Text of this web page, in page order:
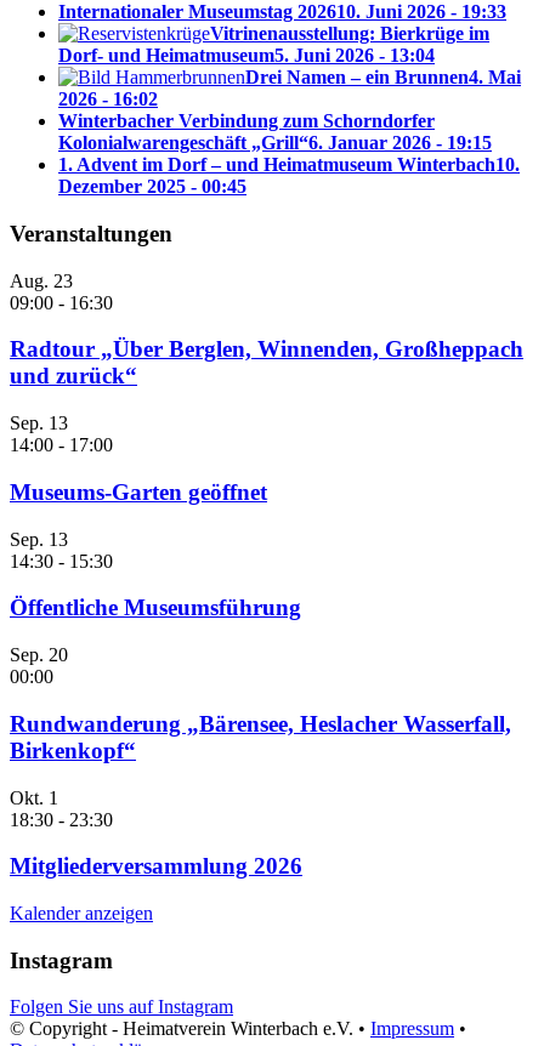
Internationaler Museumstag 202610. Juni 2026 - 19:33
Vitrinenausstellung: Bierkrüge im
Dorf- und Heimatmuseum5. Juni 2026 - 13:04
Drei Namen – ein Brunnen4. Mai
2026 - 16:02
Winterbacher Verbindung zum Schorndorfer
Kolonialwarengeschäft „Grill“6. Januar 2026 - 19:15
1. Advent im Dorf – und Heimatmuseum Winterbach10.
Dezember 2025 - 00:45
Veranstaltungen
Aug. 23
09:00 - 16:30
Radtour „Über Berglen, Winnenden, Großheppach
und zurück“
Sep. 13
14:00 - 17:00
Museums-Garten geöffnet
Sep. 13
14:30 - 15:30
Öffentliche Museumsführung
Sep. 20
00:00
Rundwanderung „Bärensee, Heslacher Wasserfall,
Birkenkopf“
Okt. 1
18:30 - 23:30
Mitgliederversammlung 2026
Kalender anzeigen
Instagram
Folgen Sie uns auf Instagram
© Copyright - Heimatverein Winterbach e.V. • Impressum •